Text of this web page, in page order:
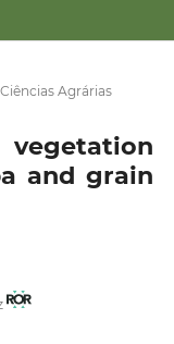
Agrárias
and grain